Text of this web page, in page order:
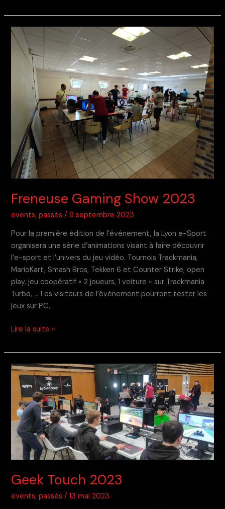
Lyon
2024
Freneuse Gaming Show 2023
events,passés /9 septembre 2023
Pour la première édition de l’événement, la Lyon e-Sport
organisera une série d’animations visant à faire découvrir
l’e-sport et l’univers du jeu vidéo. Tournois Trackmania,
MarioKart, Smash Bros, Tekken 6 et Counter Strike, open
play, jeu coopératif « 2 joueurs, 1 voiture » sur Trackmania
Turbo, … Les visiteurs de l’événement pourront tester les
jeux sur PC,
Freneuse
Show
2023
Lire la suite »
Geek Touch 2023
events,passés /13 mai 2023